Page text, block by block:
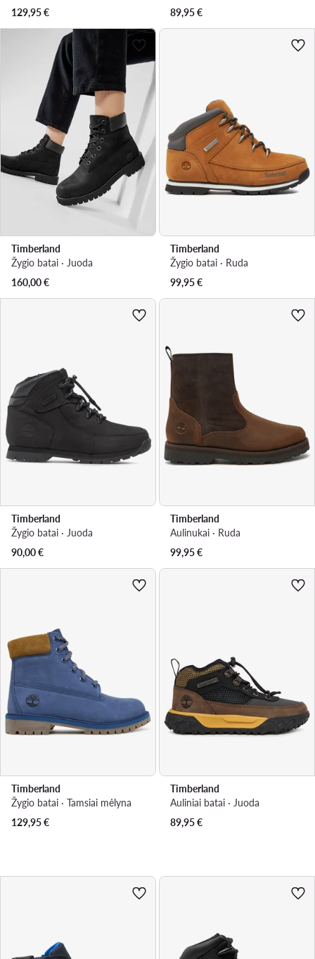
129,95€
89,95€
Timberland
Žygio batai · Juoda
160,00€
Timberland
Žygio batai · Ruda
99,95€
Timberland
Žygio batai · Juoda
90,00€
Timberland
Aulinukai · Ruda
99,95€
Timberland
Žygio batai · Tamsiai mėlyna
129,95€
Timberland
Auliniai batai · Juoda
89,95€